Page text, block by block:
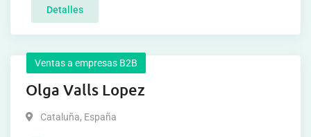
Detalles
Ventas a empresas B2B
Olga Valls Lopez
Cataluña, España